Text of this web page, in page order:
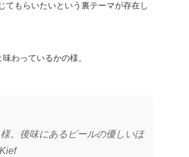
てもらいたいという裏テーマが存在し
わっているかの様。
。後味にあるピールの優しいほ